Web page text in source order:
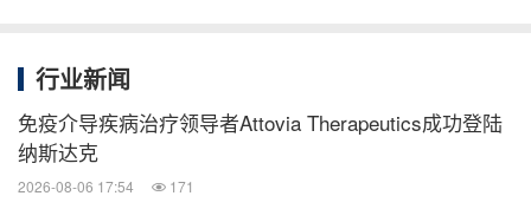
消息来源：食品展会网
行业新闻
免疫介导疾病治疗领导者Attovia Therapeutics成功登陆
纳斯达克
2026-08-06 17:54 171